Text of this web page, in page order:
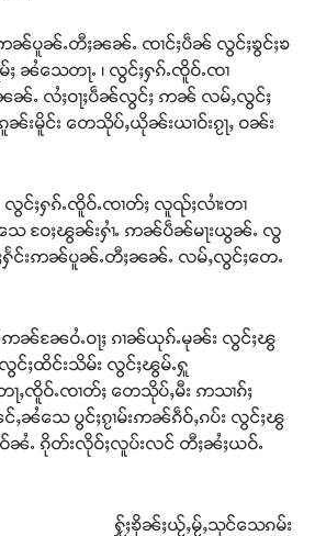
ၼ်ပူၼ်ႉတီႈၼၼ်ႉ ၸၢင်ႈပဵၼ် လွင်ႈၶွင်ႈၶ
ၼႆသေတႃႉ ၊ လွင်ႈႁၵ်ႉၸိူဝ်ႉၸၢ
ႉ လႆႈဝႃႈပဵၼ်လွင်ႈ ဢၼ် လမ်ႇလွင်ႈ
ၼ်းမိူင်း တေသိုပ်ႇယိုၼ်းယၢဝ်းၵႂႃႇ ဝၼ်း
လွင်ႈႁၵ်ႉၸိူဝ်ႉၸၢတ်ႈ လူၺ်ႈလၢႆးတၢ
ေ ဝႄႈၽွၼ်းႁၢႆႉ ဢၼ်ပဵၼ်မႃးယွၼ်ႉ လွ
ႈႁႅင်းဢၼ်ပူၼ်ႉတီႈၼၼ်ႉ လမ်ႇလွင်ႈတေႉ
ၼႄဝႆႉဝႃႈ ၵၢၼ်ယုၵ်ႉမုၼ်း လွင်ႈၽွ
လွင်ႈထိင်းသိမ်း လွင်ႈၽွမ်ႉႁူ
ႃႇၸိူဝ်ႉၸၢတ်ႈ တေသိုပ်ႇမီး ဢသၢၵ်ႈ
ႇၼႆသေ ပွင်ႈၵႂၢမ်းဢၼ်ၵဵဝ်ႇၵပ်း လွင်ႈၽွ
ဝ်ၼႆႉ ၵိုတ်းလိုဝ်ႈလူပ်းလင် တီႈၼႆႈယဝ်ႉ
ႁႂ်ႈၶိုၼ်ႈယႂ်ႇမႂ်ႇသုင်သေၵမ်း